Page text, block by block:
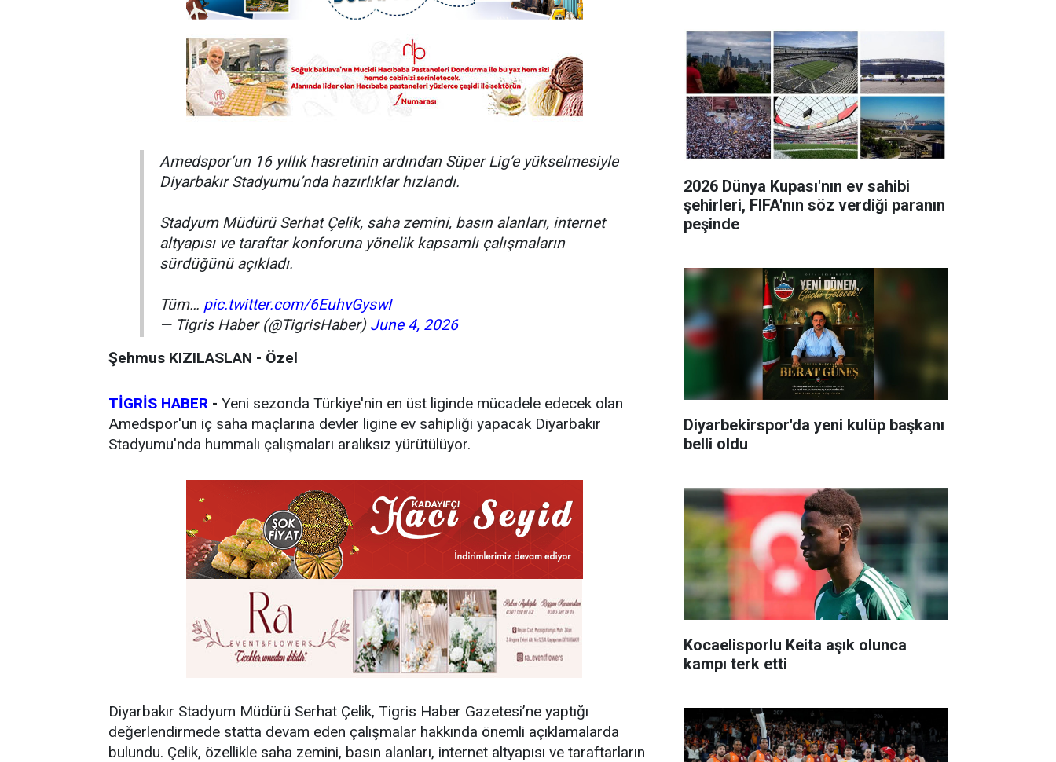
Amedspor’un 16 yıllık hasretinin ardından Süper Lig’e yükselmesiyle
Diyarbakır Stadyumu’nda hazırlıklar hızlandı.
Stadyum Müdürü Serhat Çelik, saha zemini, basın alanları, internet
altyapısı ve taraftar konforuna yönelik kapsamlı çalışmaların
sürdüğünü açıkladı.
Tüm… pic.twitter.com/6EuhvGyswI
— Tigris Haber (@TigrisHaber) June 4, 2026
Şehmus KIZILASLAN - Özel
TİGRİS HABER - Yeni sezonda Türkiye'nin en üst liginde mücadele edecek olan
Amedspor'un iç saha maçlarına devler ligine ev sahipliği yapacak Diyarbakır
Stadyumu'nda hummalı çalışmaları aralıksız yürütülüyor.
Diyarbakır Stadyum Müdürü Serhat Çelik, Tigris Haber Gazetesi’ne yaptığı
değerlendirmede statta devam eden çalışmalar hakkında önemli açıklamalarda
bulundu. Çelik, özellikle saha zemini, basın alanları, internet altyapısı ve taraftarların
2026 Dünya Kupası'nın ev sahibi
şehirleri, FIFA'nın söz verdiği paranın
peşinde
Diyarbekirspor'da yeni kulüp başkanı
belli oldu
Kocaelisporlu Keita aşık olunca
kampı terk etti